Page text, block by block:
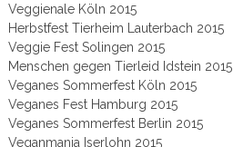
Veggienale Köln 2015
Herbstfest Tierheim Lauterbach 2015
Veggie Fest Solingen 2015
Menschen gegen Tierleid Idstein 2015
Veganes Sommerfest Köln 2015
Veganes Fest Hamburg 2015
Veganes Sommerfest Berlin 2015
Veganmania Iserlohn 2015